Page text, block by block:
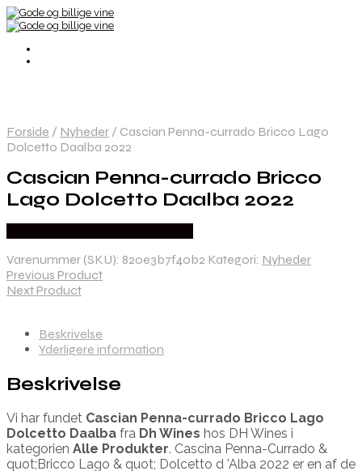
Forside / Nyheder / Cascian Penna-currado Bricco Lago
Dolcetto Daalba 2022
Cascian Penna-currado Bricco
Lago Dolcetto Daalba 2022
Varenummer (SKU): 820e3b7f40b2 Kategori: Nyheder
Previous Product
Next Product
Beskrivelse
Yderligere information
Beskrivelse
Vi har fundet Cascian Penna-currado Bricco Lago
Dolcetto Daalba fra Dh Wines hos DH Wines i
kategorien Alle Produkter. Cascina Penna-Currado &
quot;Bricco Lago & quot; Dolcetto d ’Alba 2022 er en af de